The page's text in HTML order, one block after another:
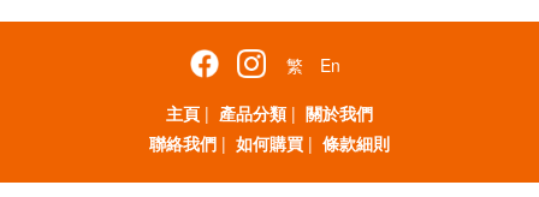
繁
En
主頁 | 產品分類 | 關於我們
聯絡我們 | 如何購買 | 條款細則